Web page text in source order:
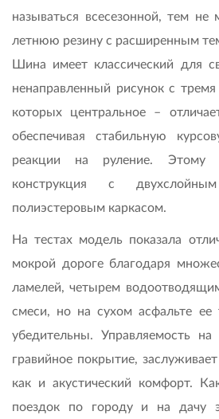
называться всесезонной, тем
летнюю резину с расширенным
Шина имеет классический для
ненаправленный рисунок с
которых центральное –
обеспечивая стабильную
реакции на руление. Этому
конструкция с
полиэстеровым каркасом.
На тестах модель показала
мокрой дороге благодаря
ламелей, четырем
смеси, но на сухом асфальте ее
убедительны. Управляемость
гравийное покрытие,
как и акустический комфорт.
поездок по городу и на дачу